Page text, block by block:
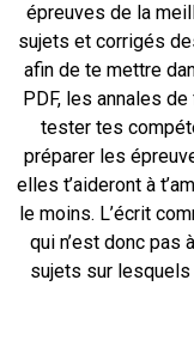
épreuves de la
sujets et corrigés
afin de te mettre
PDF, les annales
tester tes
préparer les
elles t’aideront à
le moins. L’écrit
qui n’est donc pas
sujets sur lesquels